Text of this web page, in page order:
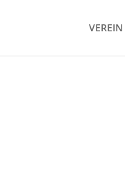
VEREIN